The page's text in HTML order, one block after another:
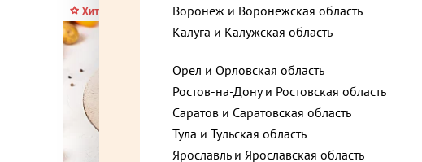
Нижний Новгород, Нижегородская область, улица
Звездинка, 9
Нижний Новгород, Нижегородская область, улица
Коминтерна, 168
Хит Воронеж и Воронежская область
Калуга и Калужская область
Орел и Орловская область
Ростов-на-Дону и Ростовская область
Саратов и Саратовская область
Тула и Тульская область
Ярославль и Ярославская область